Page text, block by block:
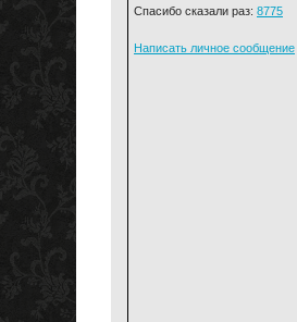
Спасибо сказали раз: 8775
Написать личное сообщение